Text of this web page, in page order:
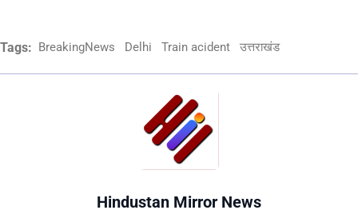
Tags: BreakingNews Delhi Train acident उत्तराखंड
Hindustan Mirror News